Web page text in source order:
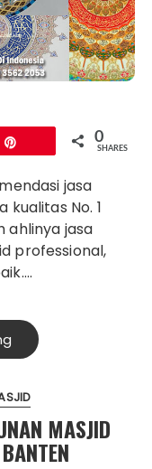
0
SHARES
jasa
No. 1
ahlinya jasa
professional,
MASJID